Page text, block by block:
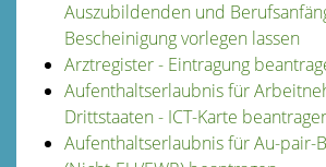
Auszubildenden und
Bescheinigung vorlegen lassen
Arztregister - Eintragung
Aufenthaltserlaubnis für
Drittstaaten - ICT-Karte
Aufenthaltserlaubnis für Au-pair-